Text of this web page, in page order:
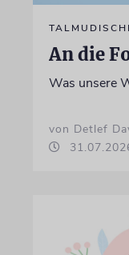
An die
Was unsere
von Detlef